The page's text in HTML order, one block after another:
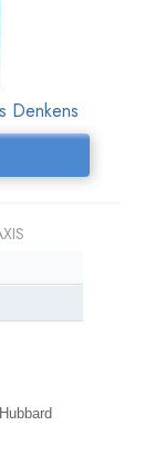
Denkens